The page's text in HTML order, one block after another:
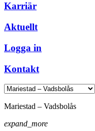
Karriär
Aktuellt
Logga in
Kontakt
Mariestad – Vadsbolås
expand_more